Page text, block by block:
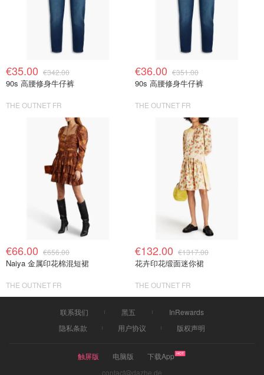
€35.00 €342.00
90s 高腰修身牛仔裤
THE OUTNET FR
€36.00 €351.00
90s 高腰修身牛仔裤
THE OUTNET FR
€66.00 €656.00
Naiya 金属印花棉混短裙
THE OUTNET FR
€132.00 €1317.00
花卉印花缎面迷你裙
THE OUTNET FR
联系我们 黑五
InRewards
隐私条款
用户协议 版权声明
触屏版 电脑版
下载App
contact@dazhe.de